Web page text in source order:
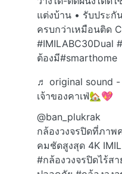
แต่งบ้าน • รับประกั
ครบกว่าเหมือนติด
#IMILABC30Dual
ต้องมี#smarthome
♬ original sound
เจ้าของคาเฟ่🏡💖
@ban_plukrak
กล้องวงจรปิดที่ภาพ
คมชัดสูงสุด 4K
#กล้องวงจรปิดไร้สา